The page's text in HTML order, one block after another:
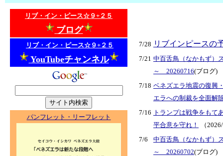
リブ・イン・ピース☆９+２５
ブログ
リブ・イン・ピース☆９+２５
YouTubeチャンネル
パンフレット・リーフレット
7/28 リブインピースの
7/21 中百舌鳥（なかもず）
～ 20260716(ブログ)
7/18 ベネズエラ地震の復興
エラへの制裁を全面解
7/16 トランプは戦争をも
平合意を守れ！
（
7/6
中百舌鳥（なかもず）
～ 20260702(ブログ)